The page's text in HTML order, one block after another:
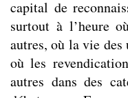
capital de
surtout à l’heure
autres, où la vie des
où les
autres dans des